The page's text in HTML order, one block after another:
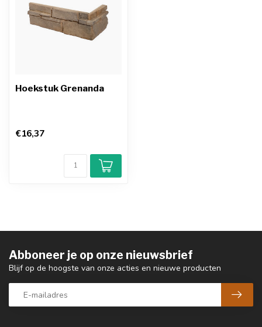
Hoekstuk Grenanda
€16,37
Abboneer je op onze nieuwsbrief
Blijf op de hoogste van onze acties en nieuwe producten